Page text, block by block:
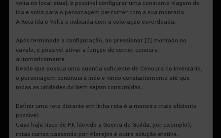
volta no local atual, é possível configurar uma constante viagem de
ida e volta para o personagem percorrer com a sua montaria.
A Rota Ida e Volta é indicada com a coloração esverdeada.
Após terminada a configuração, ao pressionar [T] montado no
cavalo, é possível ativar a função de comer cenoura
automaticamente.
Desde que possua uma quantia suficiente de Cenoura no Inventário,
o personagem continuará indo e vindo constantemente até que
todas as unidades do item sejam consumidas.
Definir uma rota distante em linha reta é a maneira mais eficiente
possível.
Caso haja risco de PK (devido a Guerra de Guilda, por exemplo),
rotas curtas passando por vilarejos é outra solução efetiva.